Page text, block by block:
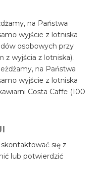
na Państwa
wyjście z lotniska
osobowych przy
z wyjścia z lotniska).
na Państwa
wyjście z lotniska
Costa Caffe (100
się z
lub potwierdzić